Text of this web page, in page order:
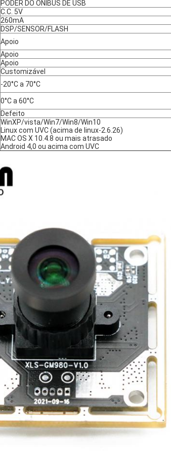
PODER DO ÔNIBUS DE USB
C.C. 5V
260mA
DSP/SENSOR/FLASH
Apoio
Apoio
Apoio
Customizável
-20°C a 70°C
0°C a 60°C
Defeito
WinXP/vista/Win7/Win8/Win10
Linux com UVC (acima de linux-2.6.26)
MAC OS X 10.4.8 ou mais atrasado
Android 4,0 ou acima com UVC